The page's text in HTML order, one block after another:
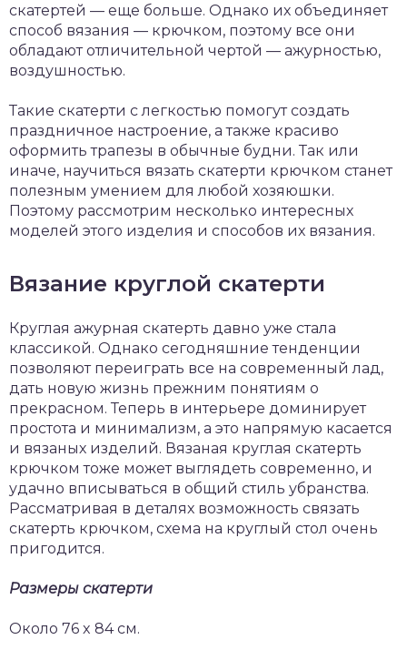
скатертей — еще больше. Однако их объединяет
способ вязания — крючком, поэтому все они
обладают отличительной чертой — ажурностью,
воздушностью.
Такие скатерти с легкостью помогут создать
праздничное настроение, а также красиво
оформить трапезы в обычные будни. Так или
иначе, научиться вязать скатерти крючком станет
полезным умением для любой хозяюшки.
Поэтому рассмотрим несколько интересных
моделей этого изделия и способов их вязания.
Вязание круглой скатерти
Круглая ажурная скатерть давно уже стала
классикой. Однако сегодняшние тенденции
позволяют переиграть все на современный лад,
дать новую жизнь прежним понятиям о
прекрасном. Теперь в интерьере доминирует
простота и минимализм, а это напрямую касается
и вязаных изделий. Вязаная круглая скатерть
крючком тоже может выглядеть современно, и
удачно вписываться в общий стиль убранства.
Рассматривая в деталях возможность связать
скатерть крючком, схема на круглый стол очень
пригодится.
Размеры скатерти
Около 76 x 84 см.